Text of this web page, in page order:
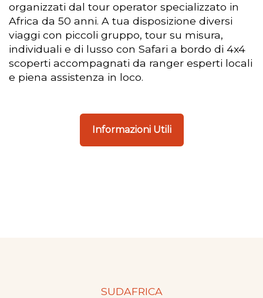
organizzati dal tour operator specializzato in
Africa da 50 anni. A tua disposizione diversi
viaggi con piccoli gruppo, tour su misura,
individuali e di lusso con Safari a bordo di 4x4
scoperti accompagnati da ranger esperti locali
e piena assistenza in loco.
Informazioni Utili
SUDAFRICA